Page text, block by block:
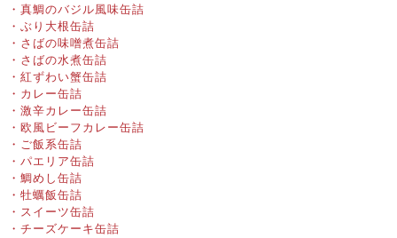
・真鯛のバジル風味缶詰
・ぶり大根缶詰
・さばの味噌煮缶詰
・さばの水煮缶詰
・紅ずわい蟹缶詰
・カレー缶詰
・激辛カレー缶詰
・欧風ビーフカレー缶詰
・ご飯系缶詰
・パエリア缶詰
・鯛めし缶詰
・牡蠣飯缶詰
・スイーツ缶詰
・チーズケーキ缶詰